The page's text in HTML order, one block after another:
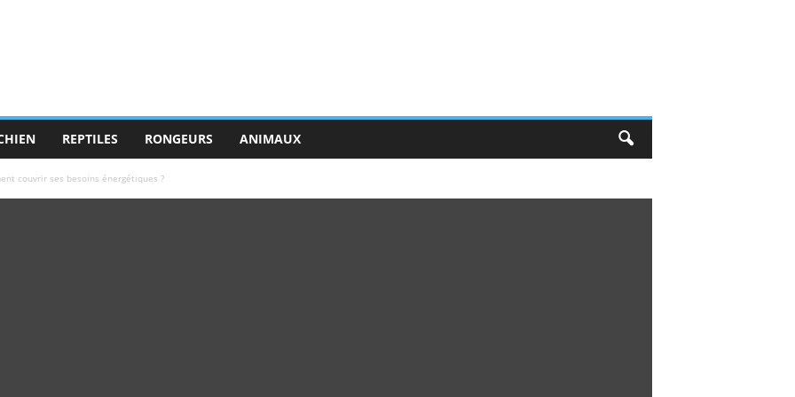
REPTILES RONGEURS ANIMAUX
couvrir ses besoins énergétiques ?